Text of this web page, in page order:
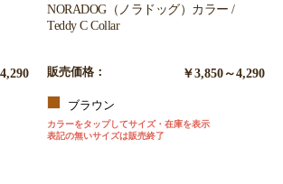
NORADOG（ノラドッグ）カラー /
Teddy C Collar
販売価格： ￥3,850～4,290
ブラウン
カラーをタップしてサイズ・在庫を表示
表記の無いサイズは販売終了